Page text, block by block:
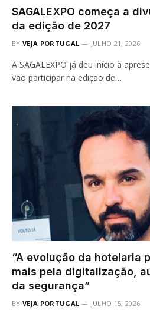
SAGALEXPO começa a
da edição de 2027
BY VEJA PORTUGAL JULHO 21, 2026
A SAGALEXPO já deu início à
vão participar na edição de…
“A evolução da hotelaria
mais pela digitalização,
da segurança”
BY VEJA PORTUGAL JULHO 15, 2026